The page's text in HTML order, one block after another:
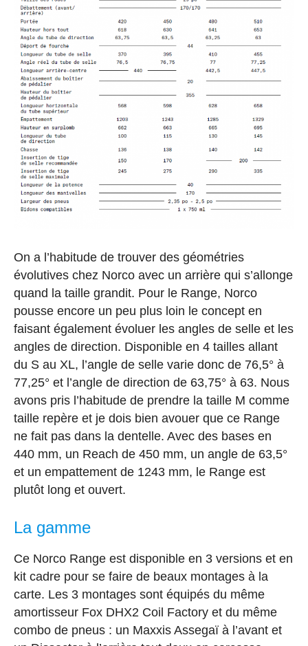
On a l’habitude de trouver des géométries
évolutives chez Norco avec un arrière qui s’allonge
quand la taille grandit. Pour le Range, Norco
pousse encore un peu plus loin le concept en
faisant également évoluer les angles de selle et les
angles de direction. Disponible en 4 tailles allant
du S au XL, l’angle de selle varie donc de 76,5° à
77,25° et l’angle de direction de 63,75° à 63. Nous
avons pris l’habitude de prendre la taille M comme
taille repère et je dois bien avouer que ce Range
ne fait pas dans la dentelle. Avec des bases en
440 mm, un Reach de 450 mm, un angle de 63,5°
et un empattement de 1243 mm, le Range est
plutôt long et ouvert.
La gamme
Ce Norco Range est disponible en 3 versions et en
kit cadre pour se faire de beaux montages à la
carte. Les 3 montages sont équipés du même
amortisseur Fox DHX2 Coil Factory et du même
combo de pneus : un Maxxis Assegaï à l’avant et